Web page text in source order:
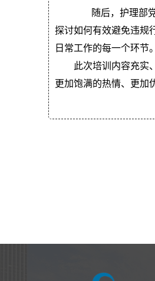
随后，护理部党
探讨如何有效避免违规
日常工作的每一个环节。
此次培训内容充实、
更加饱满的热情、更加